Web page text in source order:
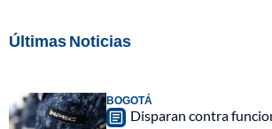
Últimas Noticias
BOGOTÁ
Disparan contra